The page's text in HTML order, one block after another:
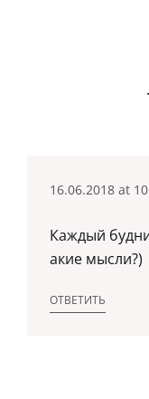
16.06.2018 at
Каждый
акие мысли?)
ОТВЕТИТЬ